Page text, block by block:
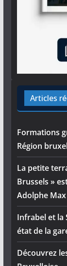
Articles
Formations
Région
La petite
Brussels »
Adolphe
Infrabel et la
état de la
Découvrez